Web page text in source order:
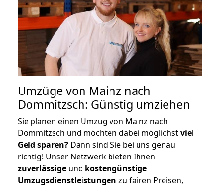
Umzüge von Mainz nach
Dommitzsch: Günstig umziehen
Sie planen einen Umzug von Mainz nach
Dommitzsch und möchten dabei möglichstviel
Geld sparen? Dann sind Sie bei uns genau
richtig! Unser Netzwerk bieten Ihnen
zuverlässige und kostengünstige
Umzugsdienstleistungen zu fairen Preisen,